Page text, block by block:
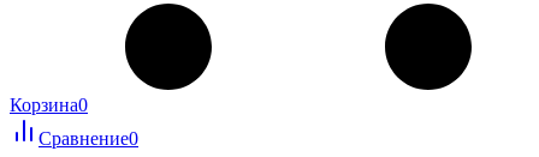
Корзина0
Сравнение0